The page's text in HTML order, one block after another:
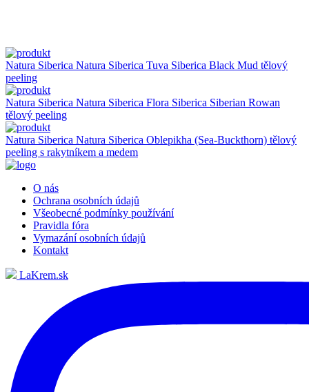
Natura Siberica Natura Siberica Tuva Siberica Black Mud tělový
peeling
Natura Siberica Natura Siberica Flora Siberica Siberian Rowan
tělový peeling
Natura Siberica Natura Siberica Oblepikha (Sea-Buckthorn) tělový
peeling s rakytníkem a medem
O nás
Ochrana osobních údajů
Všeobecné podmínky používání
Pravidla fóra
Vymazání osobních údajů
Kontakt
LaKrem.sk